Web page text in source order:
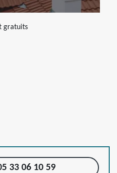
gratuits
33 06 10 59